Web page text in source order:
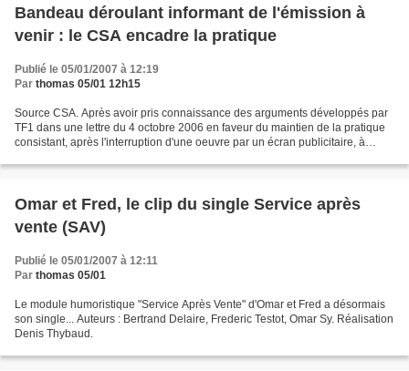
Bandeau déroulant informant de l'émission à
venir : le CSA encadre la pratique
Publié le 05/01/2007 à 12:19
Par thomas 05/01 12h15
Source CSA. Après avoir pris connaissance des arguments développés par
TF1 dans une lettre du 4 octobre 2006 en faveur du maintien de la pratique
consistant, après l'interruption d'une oeuvre par un écran publicitaire, à
Omar et Fred, le clip du single Service après
vente (SAV)
Publié le 05/01/2007 à 12:11
Par thomas 05/01
Le module humoristique "Service Après Vente" d'Omar et Fred a désormais
son single... Auteurs : Bertrand Delaire, Frederic Testot, Omar Sy. Réalisation
Denis Thybaud.